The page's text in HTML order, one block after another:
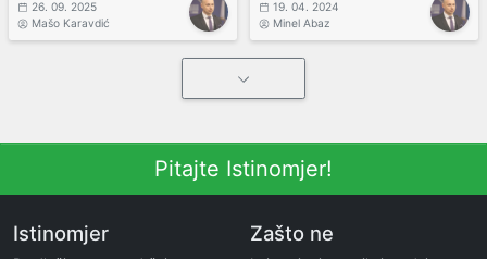
26. 09. 2025
Mašo Karavdić
19. 04. 2024
Minel Abaz
Pitajte Istinomjer!
Istinomjer Zašto ne